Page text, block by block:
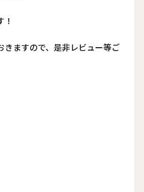
きますので、是非レビュー等ご